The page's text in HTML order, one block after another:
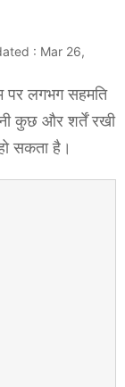
: Mar 26,
पर लगभग सहमति
कुछ और शर्तें रखी
सकता है।